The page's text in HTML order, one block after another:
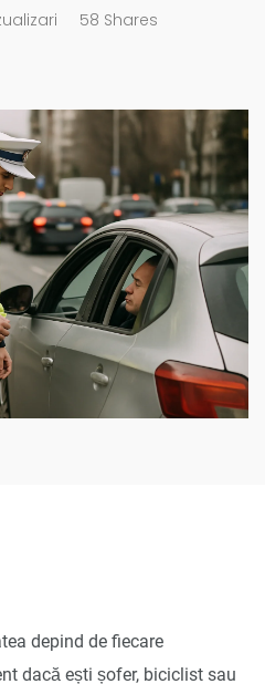
58 Shares
depind de fiecare
dacă ești șofer, biciclist sau